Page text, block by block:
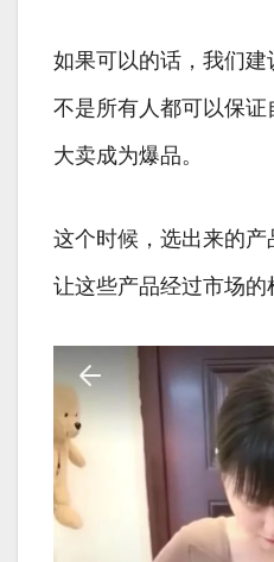
如果可以的话，我们
不是所有人都可以保
大卖成为爆品。
这个时候，选出来的产
让这些产品经过市场的